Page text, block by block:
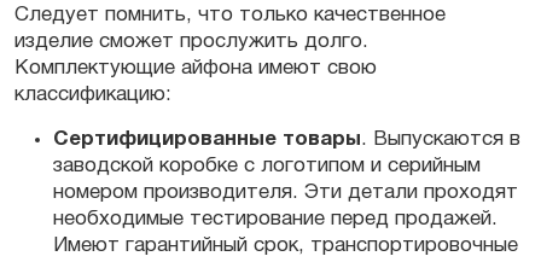
Следует помнить, что только качественное
изделие сможет прослужить долго.
Комплектующие айфона имеют свою
классификацию:
Сертифицированные товары. Выпускаются в
заводской коробке с логотипом и серийным
номером производителя. Эти детали проходят
необходимые тестирование перед продажей.
Имеют гарантийный срок, транспортировочные